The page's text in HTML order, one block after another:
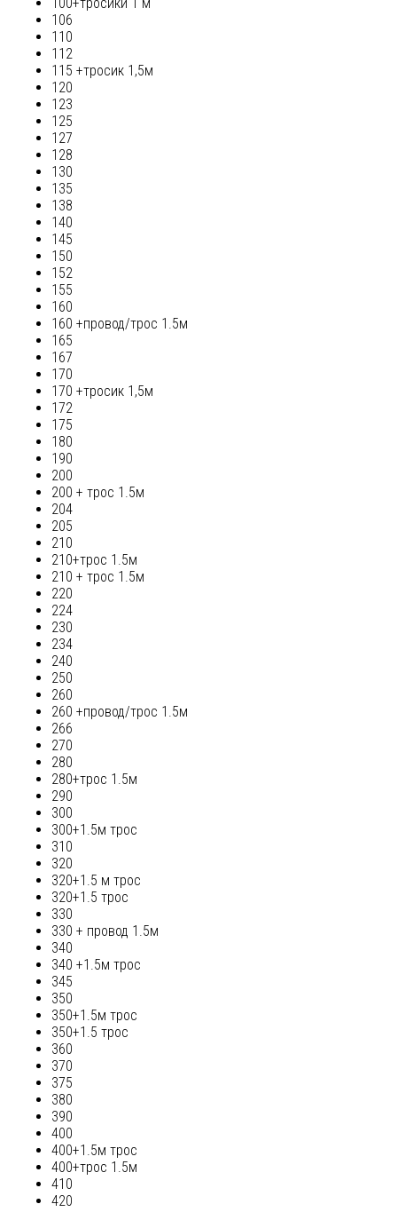
100+тросики 1 м
106
110
112
115 +тросик 1,5м
120
123
125
127
128
130
135
138
140
145
150
152
155
160
160 +провод/трос 1.5м
165
167
170
170 +тросик 1,5м
172
175
180
190
200
200 + трос 1.5м
204
205
210
210+трос 1.5м
210 + трос 1.5м
220
224
230
234
240
250
260
260 +провод/трос 1.5м
266
270
280
280+трос 1.5м
290
300
300+1.5м трос
310
320
320+1.5 м трос
320+1.5 трос
330
330 + провод 1.5м
340
340 +1.5м трос
345
350
350+1.5м трос
350+1.5 трос
360
370
375
380
390
400
400+1.5м трос
400+трос 1.5м
410
420